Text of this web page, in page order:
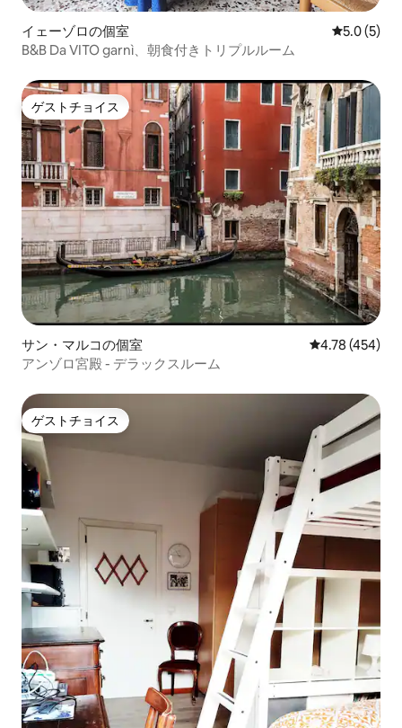
イェーゾロの個室 レビュー5
5.0 (5)
B&B Da VITO garnì、朝食付きトリプルルーム
ゲストチョイス
ゲストチョイス
サン・マルコの個室 レビュー454
4.78 (454)
アンゾロ宮殿 - デラックスルーム
ゲストチョイス
ゲストチョイス